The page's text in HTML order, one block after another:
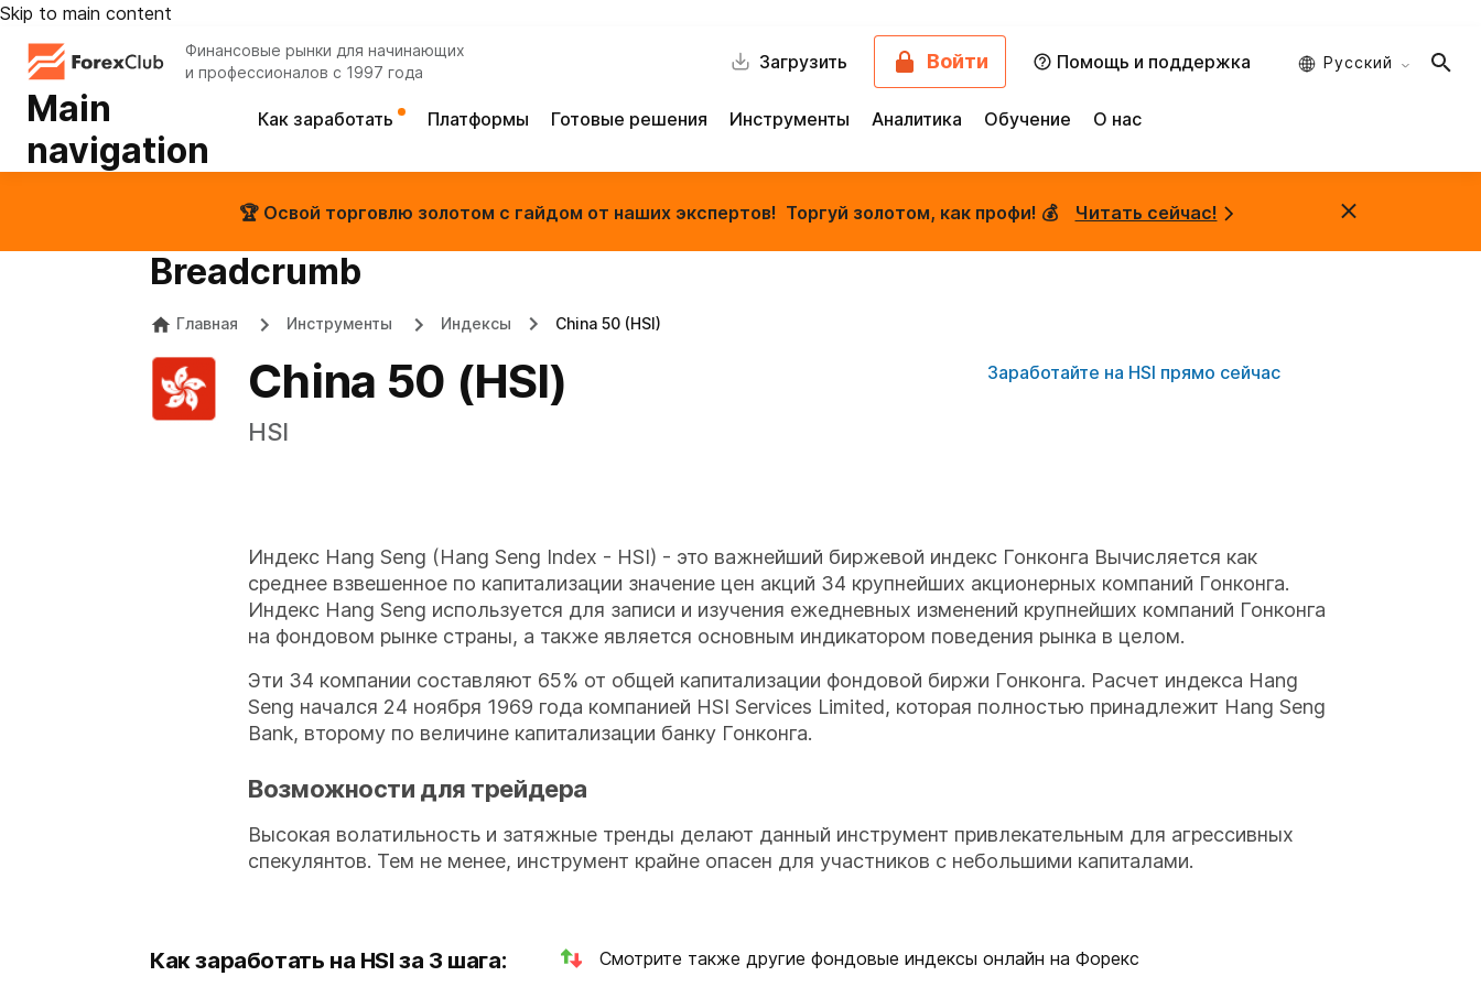
Skip to main content
Финансовые рынки для начинающих
и профессионалов с 1997 года
Загрузить Войти Помощь и поддержка Русский
Main
navigation
Как заработать Платформы Готовые решения Инструменты Аналитика Обучение О нас
🏆 Освой торговлю золотом с гайдом от наших экспертов! Торгуй золотом, как профи! 💰 Читать сейчас!
Breadcrumb
Главная Инструменты Индексы China 50 (HSI)
China 50 (HSI)
HSI
Заработайте на HSI прямо сейчас
Индекс Hang Seng (Hang Seng Index - HSI) - это важнейший биржевой индекс Гонконга Вычисляется как
среднее взвешенное по капитализации значение цен акций 34 крупнейших акционерных компаний Гонконга.
Индекс Hang Seng используется для записи и изучения ежедневных изменений крупнейших компаний Гонконга
на фондовом рынке страны, а также является основным индикатором поведения рынка в целом.
Эти 34 компании составляют 65% от общей капитализации фондовой биржи Гонконга. Расчет индекса Hang
Seng начался 24 ноября 1969 года компанией HSI Services Limited, которая полностью принадлежит Hang Seng
Bank, второму по величине капитализации банку Гонконга.
Возможности для трейдера
Высокая волатильность и затяжные тренды делают данный инструмент привлекательным для агрессивных
спекулянтов. Тем не менее, инструмент крайне опасен для участников с небольшими капиталами.
Как заработать на HSI за 3 шага: Смотрите также другие фондовые индексы онлайн на Форекс